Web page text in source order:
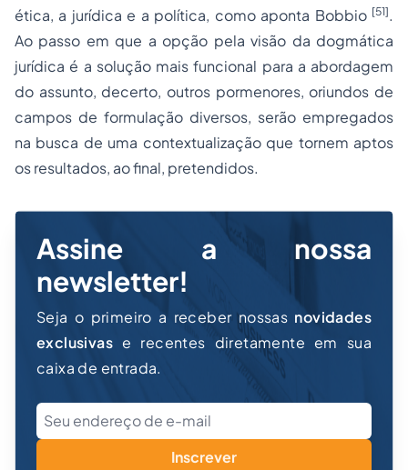
ética, a jurídica e a política, como aponta Bobbio [51].
Ao passo em que a opção pela visão da dogmática
jurídica é a solução mais funcional para a abordagem
do assunto, decerto, outros pormenores, oriundos de
campos de formulação diversos, serão empregados
na busca de uma contextualização que tornem aptos
os resultados, ao final, pretendidos.
Assine a nossa
newsletter!
Seja o primeiro a receber nossas novidades
exclusivas e recentes diretamente em sua
caixa de entrada.
Inscrever